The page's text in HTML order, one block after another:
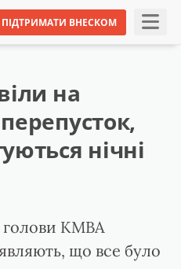
ПІДТРИМАТИ ВНЕСКОМ
на
нічні
голови КМВА
що все було